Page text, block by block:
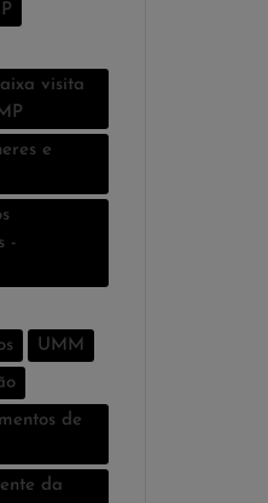
visita
e
-
UMM
de
da